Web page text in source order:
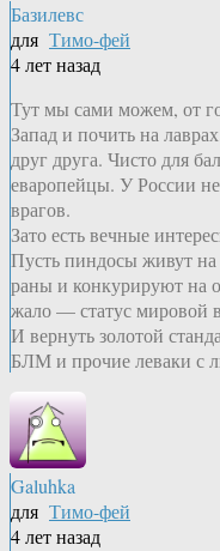
Базилевс
для Тимо-фей
4 лет назад
Тут мы сами можем, от
Запад и почить на
друг друга. Чисто для
еваропейцы. У России
врагов.
Зато есть вечные
Пусть пиндосы живут на
раны и конкурируют на
жало — статус мировой
И вернуть золотой
БЛМ и прочие леваки с
Galuhka
для Тимо-фей
4 лет назад